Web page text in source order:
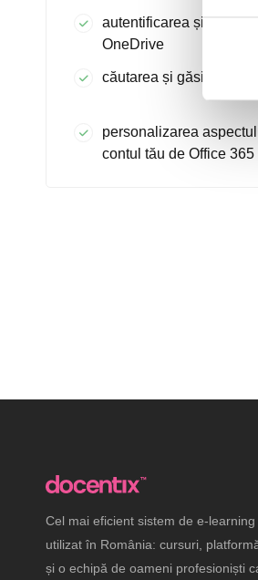
autentificarea și
OneDrive
căutarea și găsirea
personalizarea
contul tău de Office 365
Cel mai eficient sistem de e-learning
utilizat în România: cursuri,
și o echipă de oameni profesioniști